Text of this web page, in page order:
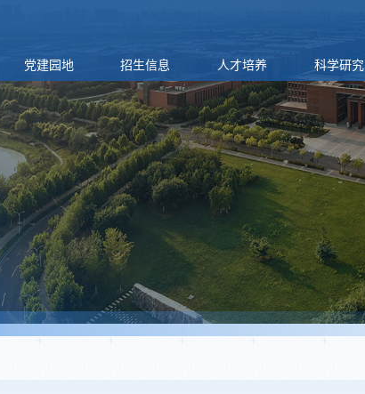
党建园地 招生信息 人才培养 科学研究